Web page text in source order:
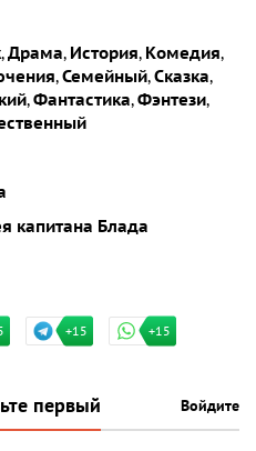
,Драма, История, Комедия,
,Семейный,Сказка,
,Фантастика,Фэнтези,
капитана Блада
+15 +15
первый Войдите